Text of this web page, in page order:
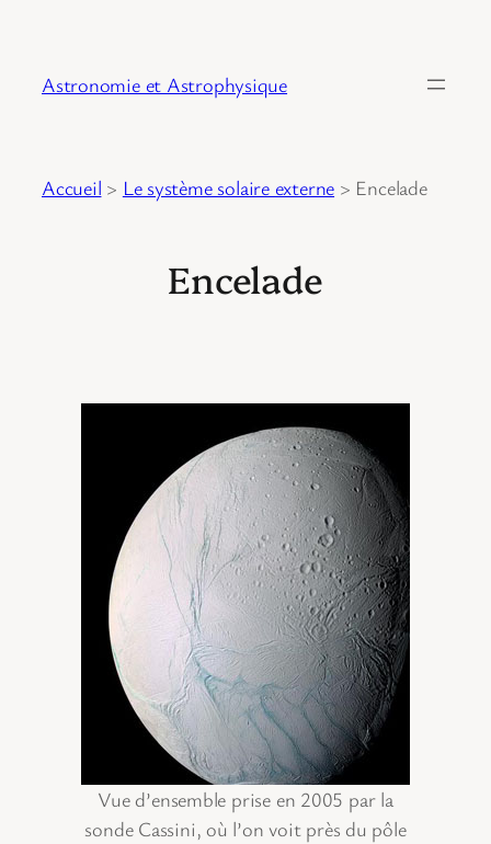
Astronomie et Astrophysique
Accueil > Le système solaire externe > Encelade
Encelade
Vue d’ensemble prise en 2005 par la
sonde Cassini, où l’on voit près du pôle